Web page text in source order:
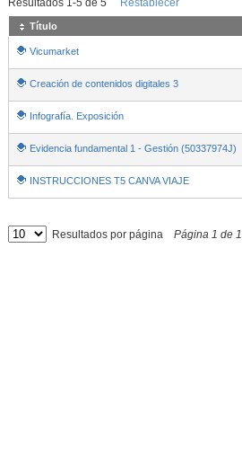
Resultados 1-5 de 5 Restablecer
Título
Vicumarket
Creación de contenidos digitales 3
Infografía. Exposición
Evidencia fundamental 1 - Gestión (50337974J)
INSTRUCCIONES T5 CANVA VIAJE
Resultados por página Página 1 de 1